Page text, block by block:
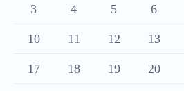
3 4 5 6
10 11 12 13
17 18 19 20